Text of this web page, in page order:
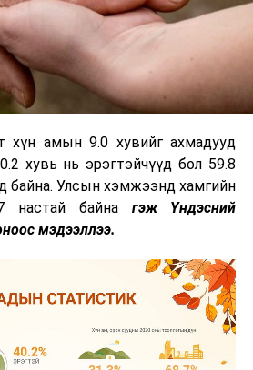
хүн амын 9.0 хувийг ахмадууд
хувь нь эрэгтэйчүүд бол 59.8
байна. Улсын хэмжээнд хамгийн
настай байна гэж Үндэсний
мэдээллээ.